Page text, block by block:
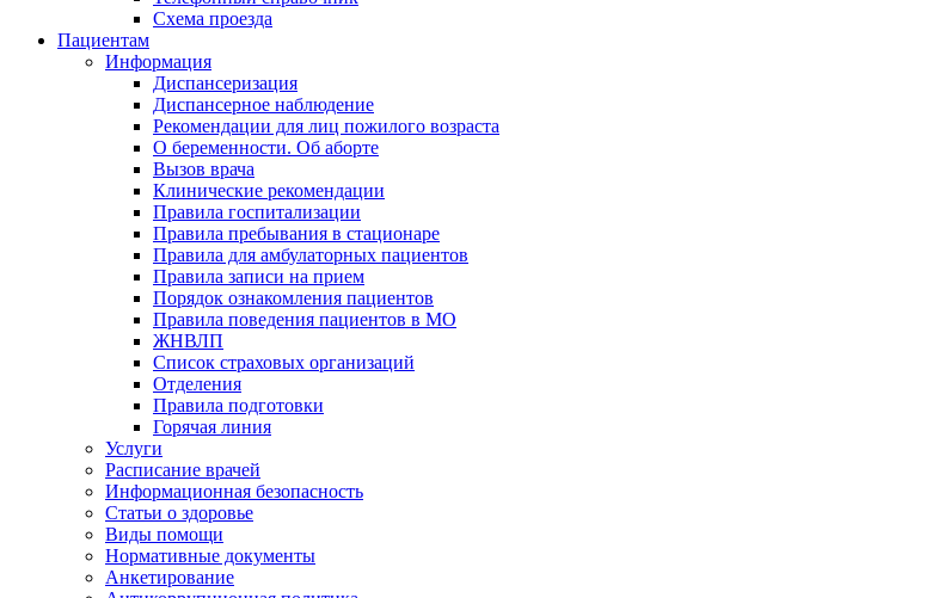
Схема проезда
Пациентам
Информация
Диспансеризация
Диспансерное наблюдение
Рекомендации для лиц пожилого возраста
О беременности. Об аборте
Вызов врача
Клинические рекомендации
Правила госпитализации
Правила пребывания в стационаре
Правила для амбулаторных пациентов
Правила записи на прием
Порядок ознакомления пациентов
Правила поведения пациентов в МО
ЖНВЛП
Список страховых организаций
Отделения
Правила подготовки
Горячая линия
Услуги
Расписание врачей
Информационная безопасность
Статьи о здоровье
Виды помощи
Нормативные документы
Анкетирование